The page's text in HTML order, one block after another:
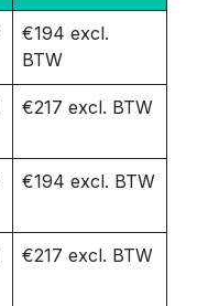
€194 excl.
BTW
€217 excl. BTW
€194 excl. BTW
€217 excl. BTW